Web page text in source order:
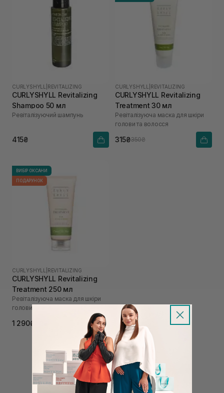
CURLYSHYLL REVITALIZING
CURLYSHYLL Revitalizing
Shampoo 50 мл
Ревіталізуючий шампунь
415₴
CURLYSHYLL REVITALIZING
CURLYSHYLL Revitalizing
Treatment 30 мл
Ревіталізуюча маска для шкіри
голови та волосся
315₴350₴
ВИБІР ОКСАНИ
ПОДАРУНОК
CURLYSHYLL REVITALIZING
CURLYSHYLL Revitalizing
Treatment 250 мл
Ревіталізуюча маска для шкіри
голови та волосся
1 290₴